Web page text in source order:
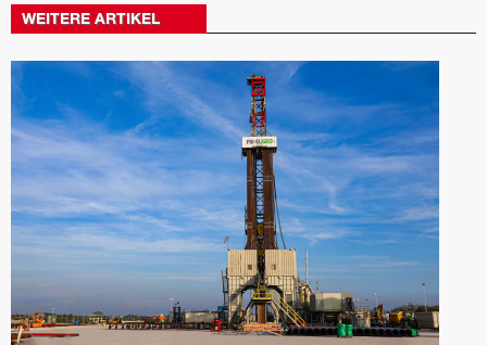
WEITERE ARTIKEL